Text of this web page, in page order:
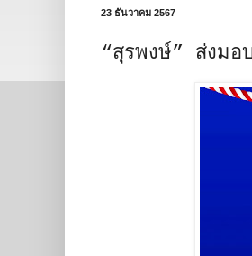
23 ธันวาคม 2567
“สุรพงษ์” ส่งมอ